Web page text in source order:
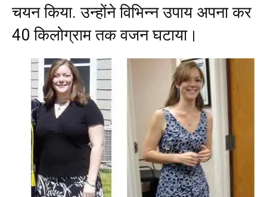
चयन किया. उन्होंने विभिन्न उपाय अपना कर
40 किलोग्राम तक वजन घटाया।